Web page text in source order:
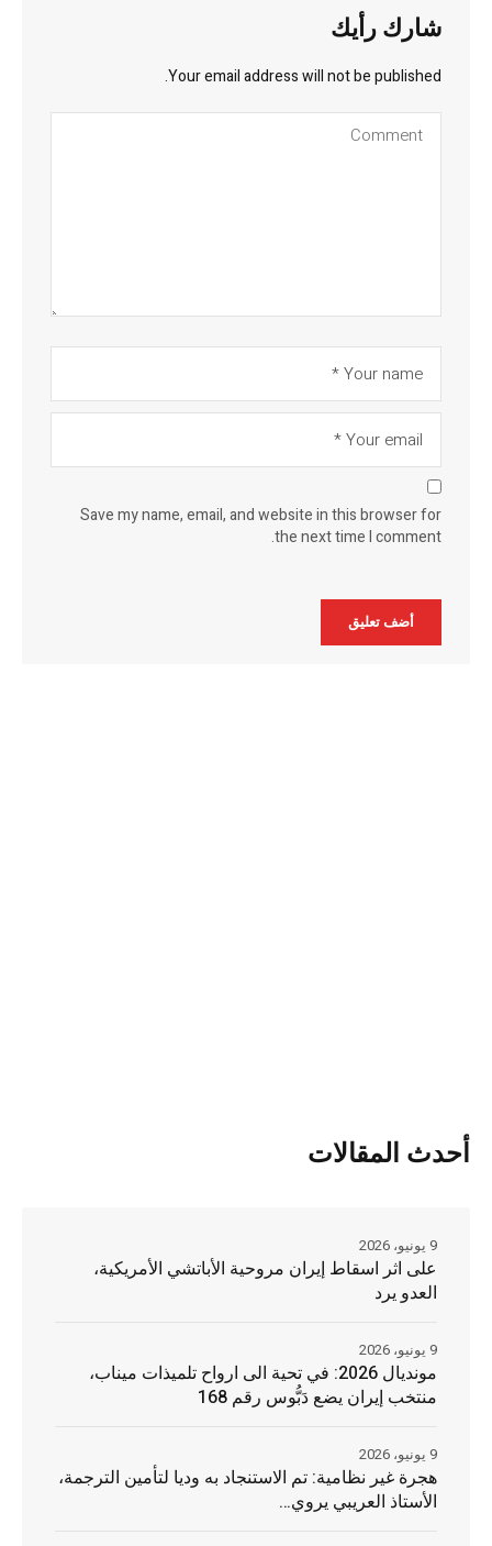
شارك رأيك
Your email address will not be published.
Save my name, email, and website in this browser for
the next time I comment.
أحدث المقالات
على اثر اسقاط إيران مروحية الأباتشي الأمريكية،
العدو يرد
9 يونيو، 2026
مونديال 2026: في تحية الى ارواح تلميذات ميناب،
منتخب إيران يضع دَبُّوس رقم 168
9 يونيو، 2026
هجرة غير نظامية: تم الاستنجاد به وديا لتأمين الترجمة،
الأستاذ العريبي يروي…
9 يونيو، 2026